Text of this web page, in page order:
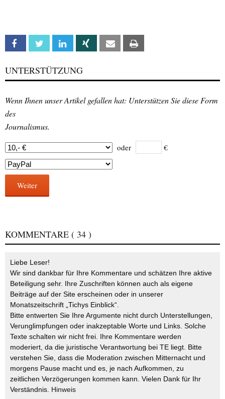
Facebook Twitter Linkedin Xing Email
UNTERSTÜTZUNG
Wenn Ihnen unser Artikel gefallen hat: Unterstützen Sie diese Form
des
Journalismus.
oder €
Weiter
KOMMENTARE ( 34 )
Liebe Leser!
Wir sind dankbar für Ihre Kommentare und schätzen Ihre aktive
Beteiligung sehr. Ihre Zuschriften können auch als eigene
Beiträge auf der Site erscheinen oder in unserer
Monatszeitschrift „Tichys Einblick“.
Bitte entwerten Sie Ihre Argumente nicht durch Unterstellungen,
Verunglimpfungen oder inakzeptable Worte und Links. Solche
Texte schalten wir nicht frei. Ihre Kommentare werden
moderiert, da die juristische Verantwortung bei TE liegt. Bitte
verstehen Sie, dass die Moderation zwischen Mitternacht und
morgens Pause macht und es, je nach Aufkommen, zu
zeitlichen Verzögerungen kommen kann. Vielen Dank für Ihr
Verständnis. Hinweis